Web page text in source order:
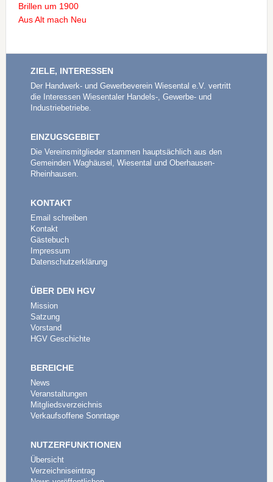
Brillen um 1900
Aus Alt mach Neu
ZIELE, INTERESSEN
Der Handwerk- und Gewerbeverein Wiesental e.V. vertritt
die Interessen Wiesentaler Handels-, Gewerbe- und
Industriebetriebe.
EINZUGSGEBIET
Die Vereinsmitglieder stammen hauptsächlich aus den
Gemeinden Waghäusel, Wiesental und Oberhausen-
Rheinhausen.
KONTAKT
Email schreiben
Kontakt
Gästebuch
Impressum
Datenschutzerklärung
ÜBER DEN HGV
Mission
Satzung
Vorstand
HGV Geschichte
BEREICHE
News
Veranstaltungen
Mitgliedsverzeichnis
Verkaufsoffene Sonntage
NUTZERFUNKTIONEN
Übersicht
Verzeichniseintrag